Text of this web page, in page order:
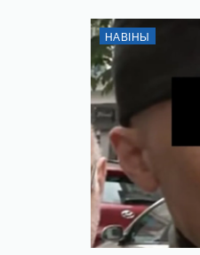
НАВІНЫ